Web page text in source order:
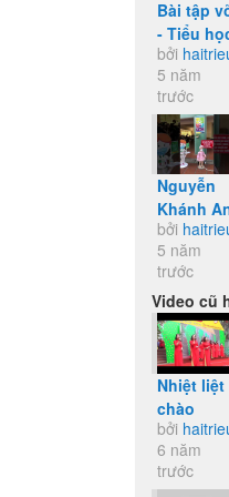
Bài tập
- Tiểu
Bãi Cháy
bởi
5 năm
trước
Nguyễn
Khánh
-Lớp
TH Bãi
Cháy - SP:
Rô bốt
nhắc đeo
khẩu
trang
bởi
5 năm
trước
Video cũ
Nhiệt liệt
chào
mừng ĐH
Đảng bộ
TP Hạ
bởi
6 năm
trước